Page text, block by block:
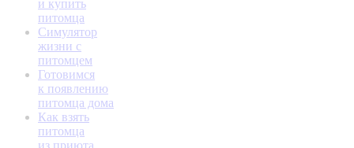
и купить
питомца
Симулятор
жизни с
питомцем
Готовимся
к появлению
питомца дома
Как взять
питомца
из приюта